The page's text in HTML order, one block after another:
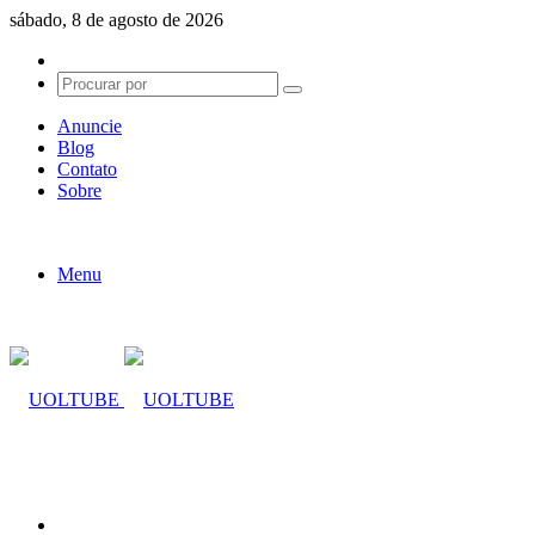
sábado, 8 de agosto de 2026
skin
Procurar
Anuncie
Blog
Contato
Sobre
Menu